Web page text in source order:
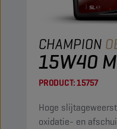
CHAMPION
15W40
PRODUCT:15757
Hoge
oxidatie- en